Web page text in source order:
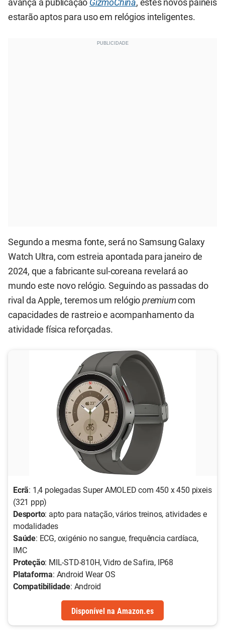
avança a publicação GizmoChina, estes novos painéis
estarão aptos para uso em relógios inteligentes.
Segundo a mesma fonte, será no Samsung Galaxy
Watch Ultra, com estreia apontada para janeiro de
2024, que a fabricante sul-coreana revelará ao
mundo este novo relógio. Seguindo as passadas do
rival da Apple, teremos um relógiopremiumcom
capacidades de rastreio e acompanhamento da
atividade física reforçadas.
Ecrã: 1,4 polegadas Super AMOLED com 450 x 450 pixeis
(321 ppp)
Desporto: apto para natação, vários treinos, atividades e
modalidades
Saúde: ECG, oxigénio no sangue, frequência cardíaca,
IMC
Proteção: MIL-STD-810H, Vidro de Safira, IP68
Plataforma: Android Wear OS
Compatibilidade: Android
Disponível na Amazon.es